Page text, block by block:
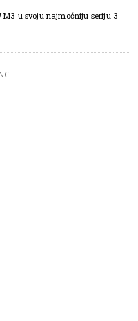
M3 u svoju najmoćniju seriju 3